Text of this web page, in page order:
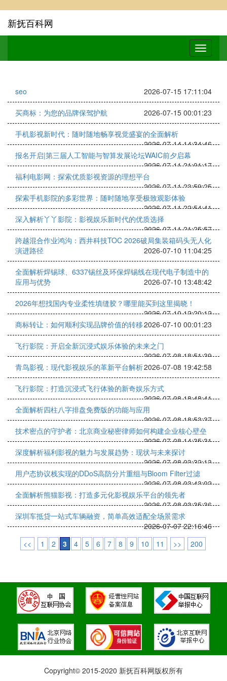
新抚百科网
seo 2026-07-15 17:11:04
买商标：为您的品牌保驾护航 2026-07-15 00:01:23
手机影视新时代：随时随地畅享视觉盛宴的全面解析
2026-07-14 14:34:46
报名开启|第三届人工智能与智算发展论坛WAIC前夕启幕
2026-07-11 21:01:17
福利电影网：探索优质影视资源的理想平台
2026-07-11 23:59:25
探索手机影院的多彩世界：随时随地享受极致观影体验
2026-07-11 22:54:41
深入解析丫丫影院：影视娱乐新时代的优质选择
2026-07-11 21:25:57
跨越混合作业鸿沟：西井科技TOC 2026破局集装箱码头无人化
演进路径
2026-07-10 11:04:25
全面解析焊锡球、6337锡丝及环保焊锡线在现代电子制造中的
应用与优势
2026-07-10 13:48:42
2026年想找国内专业柔性填缝胶？哪里能买到这里揭晓！
2026-07-10 12:20:12
商标转让：如何顺利实现品牌价值的转移2026-07-10 00:01:23
飞行影院：开启全新沉浸式娱乐体验的未来之门
2026-07-08 18:51:39
青鸟影视：现代影视娱乐的革新平台解析2026-07-08 19:42:58
飞行影院：打造沉浸式飞行体验的新奇娱乐方式
2026-07-08 18:48:41
全面解析四柱八字排盘免费版的功能与应用
2026-07-08 18:53:37
技术密点的守护者：北京商业秘密律师如何构建企业核心壁垒
2026-07-08 14:35:31
深度解析福利影视的魅力与发展趋势：现状与未来探讨
2026-07-08 03:32:13
用户态协议栈实现的DDoS高防分片重组与Bloom Filter过滤
2026-07-08 03:43:02
全面解析熊猫影视：打造多元化影视娱乐平台的领先者
2026-07-08 03:35:36
深圳车抵贷一站式车辆融资，简单高效适配全场景需求
2026-07-07 22:16:46
<<
1 2 3 4 5 6 7 8 9 10 11 >> 200
Copyright© 2015-2020 新抚百科网版权所有